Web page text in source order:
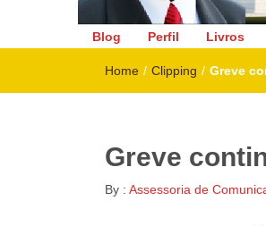
Deputado Federal
Blog Perfil Livros
Home / Clipping / Greve
Greve
By : Assessoria de